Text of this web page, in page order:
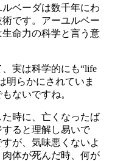
ベーダは数千年にわ
です。アーユルベー
命力の科学と言う意
実は科学的にも“life
明らかにされていま
ないですね。
時に、亡くなったば
ると理解し易いで
が、気味悪くないよ
体が死んだ時、何が